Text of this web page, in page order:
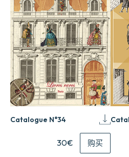
Catalogue N°34
30€ 购买